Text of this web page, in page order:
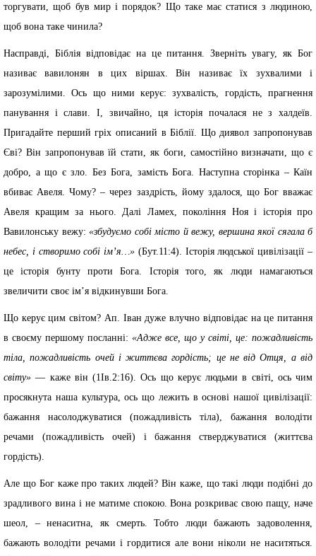
торгувати, щоб був мир і порядок? Що таке має статися з людиною,
щоб вона таке чинила?
Насправді, Біблія відповідає на це питання. Зверніть увагу, як Бог
називає вавилонян в цих віршах. Він називає їх зухвалими і
зарозумілими. Ось що ними керує: зухвалість, гордість, прагнення
панування і слави. І, звичайно, ця історія почалася не з халдеїв.
Пригадайте перший гріх описаний в Біблії. Що диявол запропонував
Єві? Він запропонував їй стати, як боги, самостійно визначати, що є
добро, а що є зло. Без Бога, замість Бога. Наступна сторінка – Каїн
вбиває Авеля. Чому? – через заздрість, йому здалося, що Бог вважає
Авеля кращим за нього. Далі Ламех, покоління Ноя і історія про
Вавилонську вежу: «збудуємо собі місто й вежу, вершина якої сягала б
небес, і створимо собі ім’я…» (Бут.11:4). Історія людської цивілізації –
це історія бунту проти Бога. Історія того, як люди намагаються
звеличити своє ім’я відкинувши Бога.
Що керує цим світом? Ап. Іван дуже влучно відповідає на це питання
в своєму першому посланні: «Адже все, що у світі, це: пожадливість
тіла, пожадливість очей і життєва гордість; це не від Отця, а від
світу» — каже він (1Ів.2:16). Ось що керує людьми в світі, ось чим
просякнута наша культура, ось що лежить в основі нашої цивілізації:
бажання насолоджуватися (пожадливість тіла), бажання володіти
речами (пожадливість очей) і бажання стверджуватися (життєва
гордість).
Але що Бог каже про таких людей? Він каже, що такі люди подібні до
зрадливого вина і не матиме спокою. Вона розкриває свою пащу, наче
шеол, – ненаситна, як смерть. Тобто люди бажають задоволення,
бажають володіти речами і гордитися але вони ніколи не наситяться.